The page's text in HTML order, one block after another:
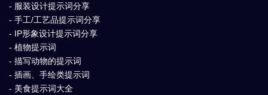
- 服装设计提示词分享
- 手工/工艺品提示词分享
- IP形象设计提示词分享
- 植物提示词
- 描写动物的提示词
- 插画、手绘类提示词
- 美食提示词大全